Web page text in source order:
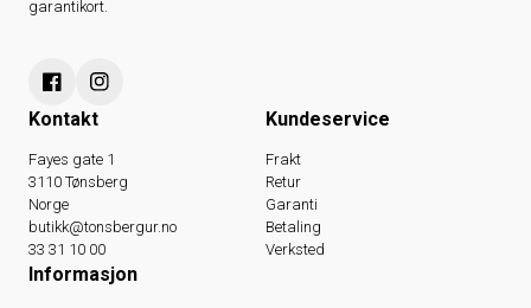
garantikort.
Kontakt
Fayes gate 1
3110 Tønsberg
Norge
butikk@tonsbergur.no
33 31 10 00
Kundeservice
Frakt
Retur
Garanti
Betaling
Verksted
Informasjon